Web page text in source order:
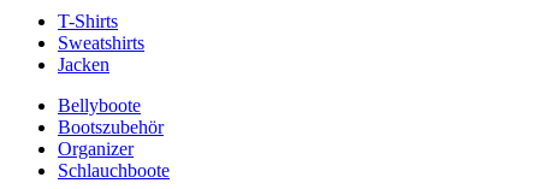
T-Shirts
Sweatshirts
Jacken
Bellyboote
Bootszubehör
Organizer
Schlauchboote